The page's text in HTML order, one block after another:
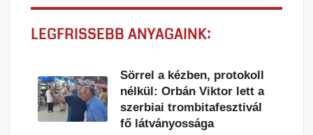
LEGFRISSEBB ANYAGAINK:
Sörrel a kézben, protokoll
nélkül: Orbán Viktor lett a
szerbiai trombitafesztivál
fő látványossága